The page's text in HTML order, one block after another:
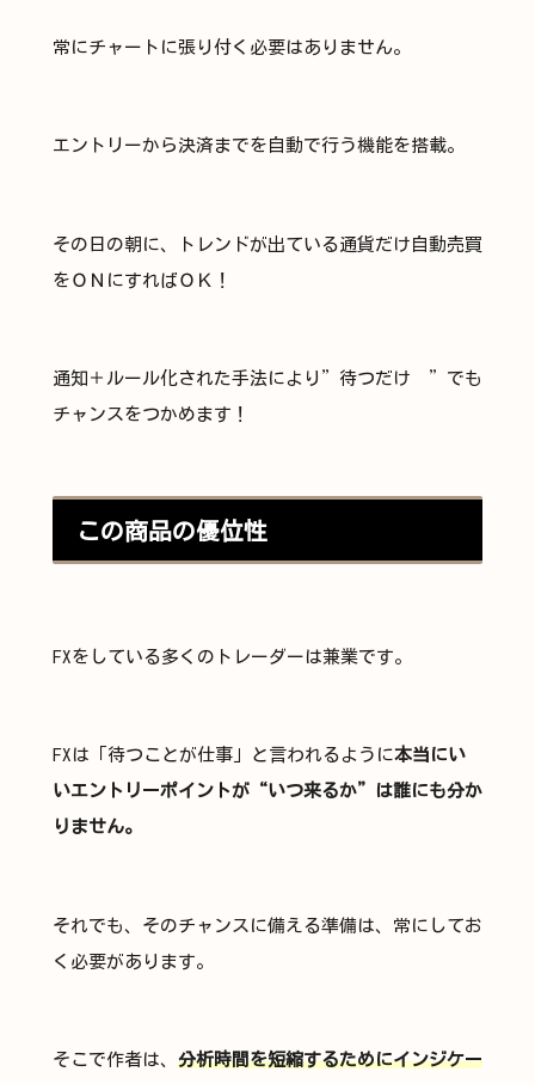
常にチャートに張り付く必要はありません。
エントリーから決済までを自動で行う機能を搭載。
その日の朝に、トレンドが出ている通貨だけ自動売買
をＯＮにすればＯＫ！
通知＋ルール化された手法により”待つだけ ”でも
チャンスをつかめます！
この商品の優位性
FXをしている多くのトレーダーは兼業です。
FXは「待つことが仕事」と言われるように本当にい
いエントリーポイントが“いつ来るか”は誰にも分か
りません。
それでも、そのチャンスに備える準備は、常にしてお
く必要があります。
そこで作者は、 分析時間を短縮するためにインジケー